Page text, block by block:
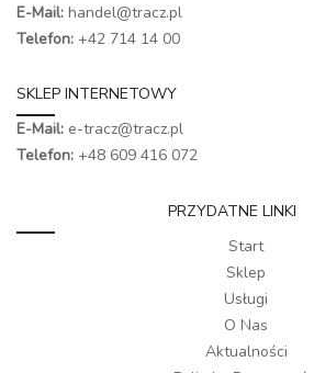
E-Mail: handel@tracz.pl
Telefon: +42 714 14 00
SKLEP INTERNETOWY
E-Mail: e-tracz@tracz.pl
Telefon: +48 609 416 072
PRZYDATNE LINKI
Start
Sklep
Usługi
O Nas
Aktualności